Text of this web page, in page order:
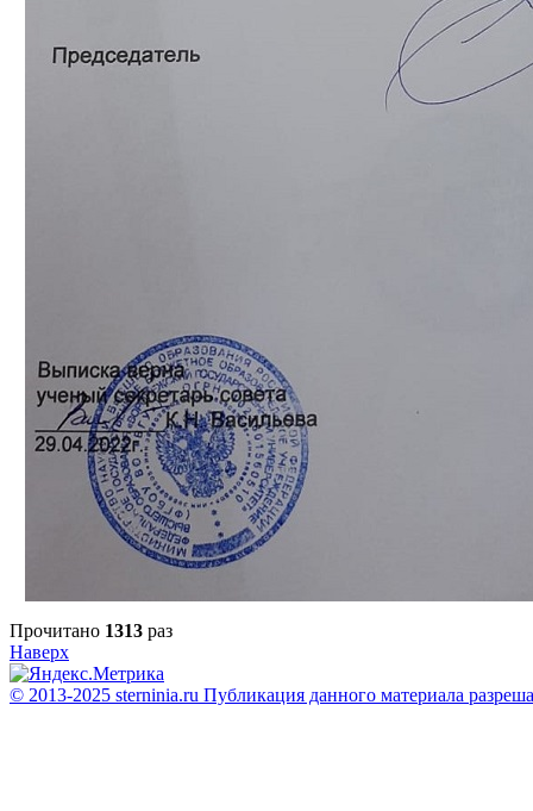
Прочитано 1313 раз
Наверх
© 2013-2025 sterninia.ru Публикация данного материала